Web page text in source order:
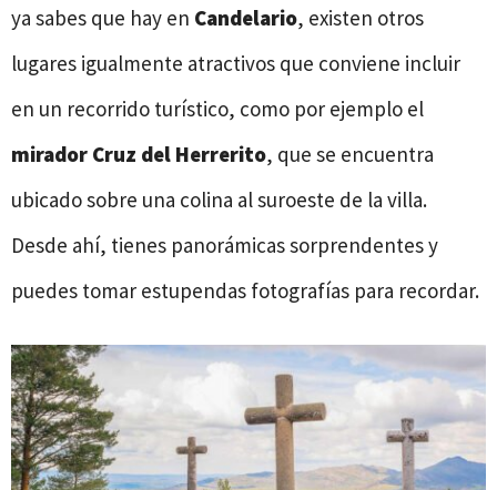
ya sabes que hay en Candelario, existen otros
lugares igualmente atractivos que conviene incluir
en un recorrido turístico, como por ejemplo el
mirador Cruz del Herrerito, que se encuentra
ubicado sobre una colina al suroeste de la villa.
Desde ahí, tienes panorámicas sorprendentes y
puedes tomar estupendas fotografías para recordar.